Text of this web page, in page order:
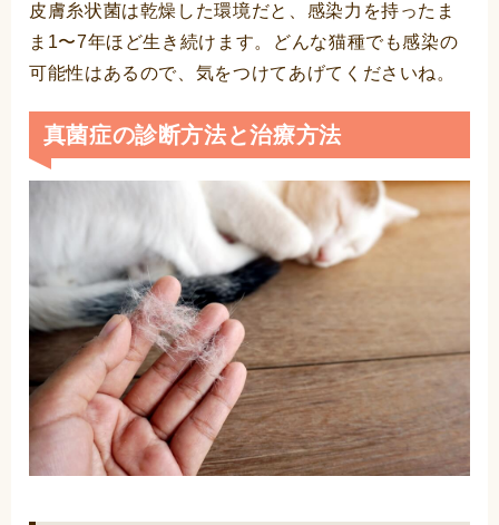
皮膚糸状菌は乾燥した環境だと、感染力を持ったま
ま1〜7年ほど生き続けます。どんな猫種でも感染の
可能性はあるので、気をつけてあげてくださいね。
真菌症の診断方法と治療方法